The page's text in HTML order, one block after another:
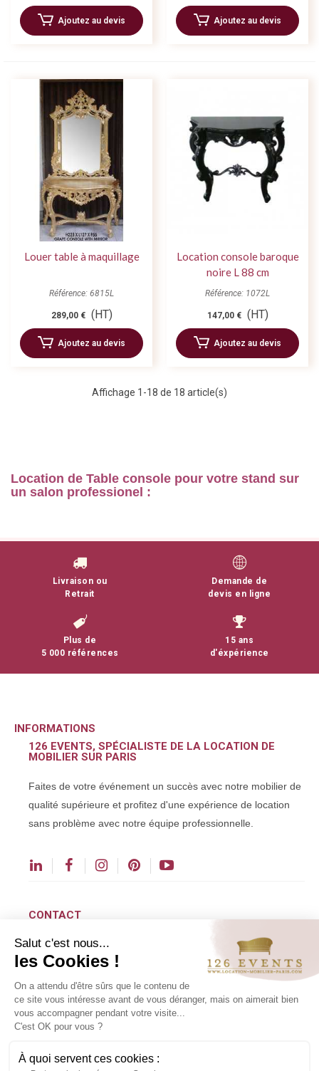
Ajoutez au devis Ajoutez au devis
Louer table à maquillage
Référence: 6815L
289,00 € (HT)
Ajoutez au devis
Location console baroque
noire L 88 cm
Référence: 1072L
147,00 € (HT)
Ajoutez au devis
Affichage 1 -18 de 18 article(s)
Location de Table console pour votre stand sur
un salon professionel :
Livraison ou
Retrait
Demande de
devis en ligne
Plus de
5 000 références
15 ans
d'éxpérience
INFORMATIONS
126 EVENTS, SPÉCIALISTE DE LA LOCATION DE
MOBILIER SUR PARIS
Faites de votre événement un succès avec notre mobilier de
qualité supérieure et profitez d'une expérience de location
sans problème avec notre équipe professionnelle.
CONTACT
contact@126events.com
(+33) 01 48 43 00 00
(+33) 01 48 43 01 90
126 avenue du Général Leclerc
93500 Pantin
Salut c'est nous...
les Cookies !
On a attendu d'être sûrs que le contenu de
ce site vous intéresse avant de vous déranger, mais on aimerait bien
vous accompagner pendant votre visite...
C'est OK pour vous ?
À quoi servent ces cookies :